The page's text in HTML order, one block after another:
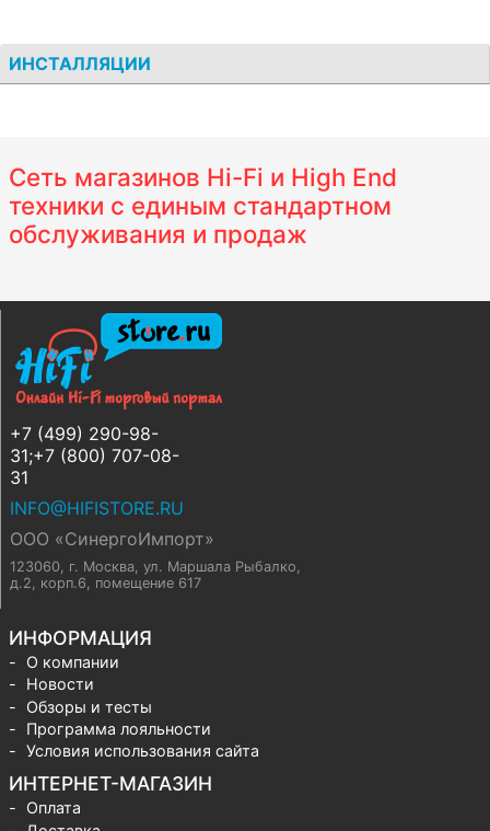
ИНСТАЛЛЯЦИИ
Сеть магазинов Hi-Fi и High End
техники с единым стандартном
обслуживания и продаж
+7 (499) 290-98-
31;+7 (800) 707-08-
31
INFO@HIFISTORE.RU
ООО «СинергоИмпорт»
123060, г. Москва, ул. Маршала Рыбалко,
д.2, корп.6, помещение 617
ИНФОРМАЦИЯ
О компании
Новости
Обзоры и тесты
Программа лояльности
Условия использования сайта
ИНТЕРНЕТ-МАГАЗИН
Оплата